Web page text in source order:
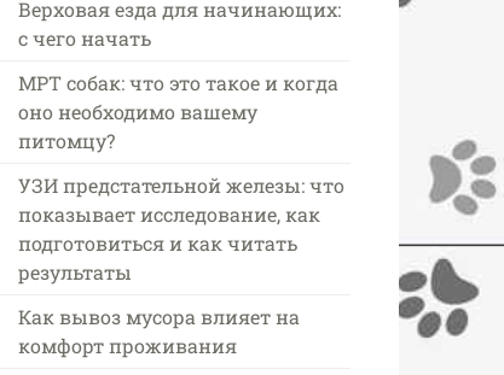
Верховая езда для начинающих:
с чего начать
МРТ собак: что это такое и когда
оно необходимо вашему
питомцу?
УЗИ предстательной железы: что
показывает исследование, как
подготовиться и как читать
результаты
Как вывоз мусора влияет на
комфорт проживания